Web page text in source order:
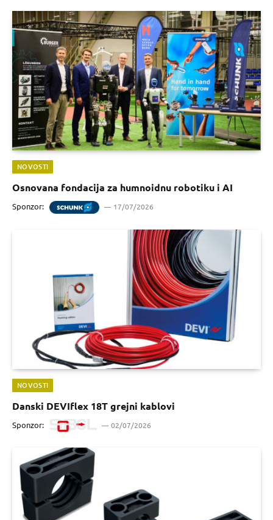
NOVOSTI
Osnovana fondacija za humnoidnu robotiku i AI
Sponzor: 17/07/2026
NOVOSTI
Danski DEVIflex 18T grejni kablovi
Sponzor: 02/07/2026